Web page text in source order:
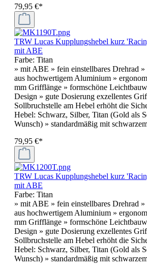
79,95 €*
TRW Lucas Kupplungshebel kurz
mit ABE
Farbe: Titan
» mit ABE » fein einstellbares Drehrad
aus hochwertigem Aluminium »
mm Grifflänge » formschöne
Design » gute Dosierung exzellentes
Sollbruchstelle am Hebel erhöht die
Hebel: Schwarz, Silber, Titan (Gold als
Wunsch) » standardmäßig mit
79,95 €*
TRW Lucas Kupplungshebel kurz
mit ABE
Farbe: Titan
» mit ABE » fein einstellbares Drehrad
aus hochwertigem Aluminium »
mm Grifflänge » formschöne
Design » gute Dosierung exzellentes
Sollbruchstelle am Hebel erhöht die
Hebel: Schwarz, Silber, Titan (Gold als
Wunsch) » standardmäßig mit